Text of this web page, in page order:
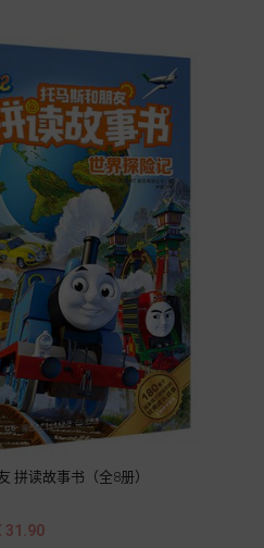
拼读故事书（全8册）
31.90